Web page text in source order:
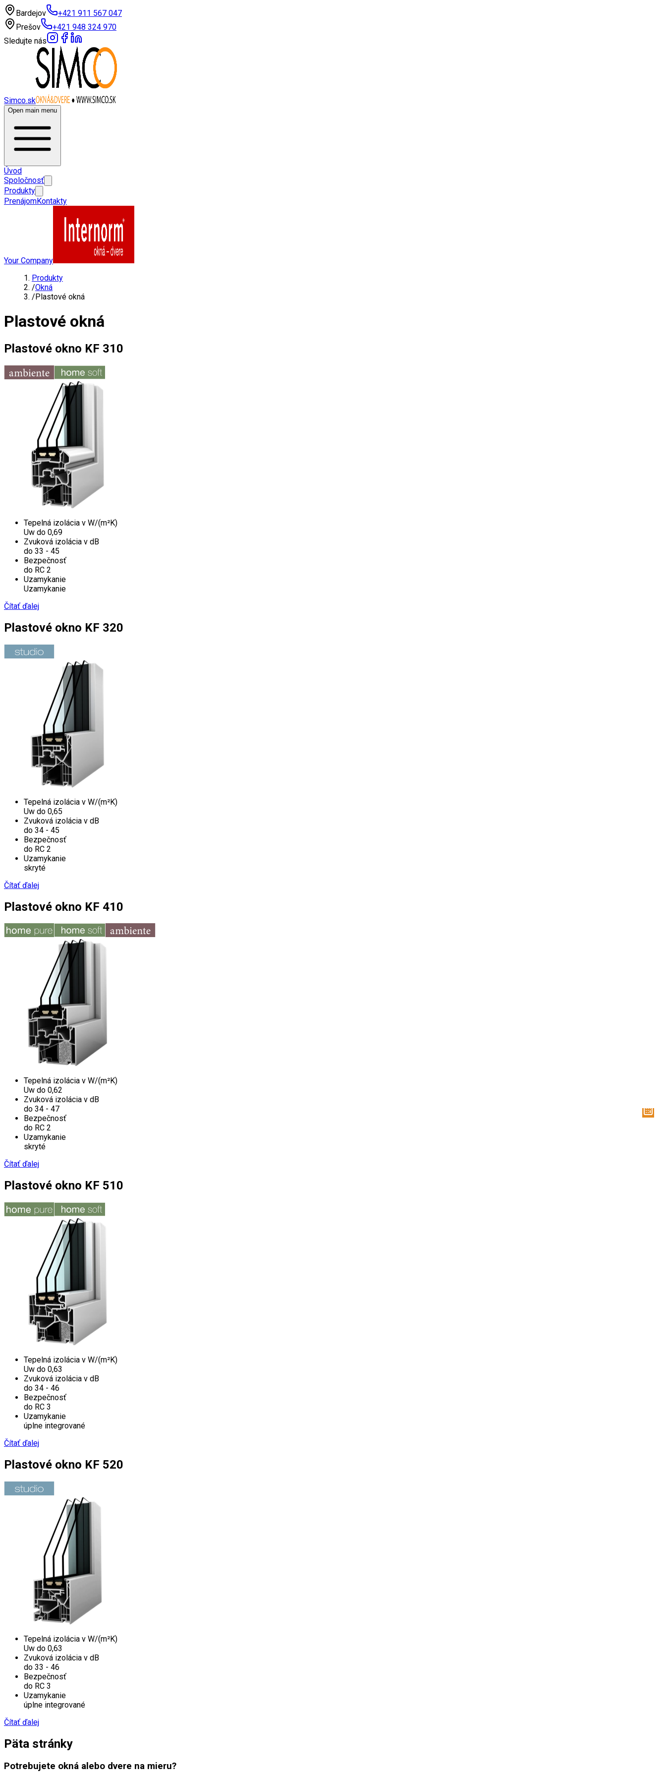
Bardejov
+421 911 567 047
Prešov
+421 948 324 970
Sledujte nás
Simco.sk
Open main menu
Úvod
Spoločnosť
Produkty
PrenájomKontakty
Your Company
Produkty
/Okná
/Plastové okná
Plastové okná
Plastové okno KF 310
Tepelná izolácia v W/(m²K)
Uw do 0,69
Zvuková izolácia v dB
do 33 - 45
Bezpečnosť
do RC 2
Uzamykanie
Uzamykanie
Čítať ďalej
Plastové okno KF 320
Tepelná izolácia v W/(m²K)
Uw do 0,65
Zvuková izolácia v dB
do 34 - 45
Bezpečnosť
do RC 2
Uzamykanie
skryté
Čítať ďalej
Plastové okno KF 410
Tepelná izolácia v W/(m²K)
Uw do 0,62
Zvuková izolácia v dB
do 34 - 47
Bezpečnosť
do RC 2
Uzamykanie
skryté
Čítať ďalej
Plastové okno KF 510
Tepelná izolácia v W/(m²K)
Uw do 0,63
Zvuková izolácia v dB
do 34 - 46
Bezpečnosť
do RC 3
Uzamykanie
úplne integrované
Čítať ďalej
Plastové okno KF 520
Tepelná izolácia v W/(m²K)
Uw do 0,63
Zvuková izolácia v dB
do 33 - 46
Bezpečnosť
do RC 3
Uzamykanie
úplne integrované
Čítať ďalej
Päta stránky
Potrebujete okná alebo dvere na mieru?